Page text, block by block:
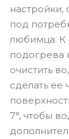
под
любимца. К
подогрева
очистить
сделать ее
7°, чтобы